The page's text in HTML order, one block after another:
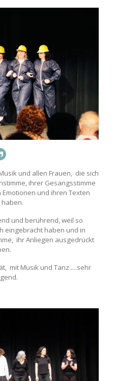
und allen Frauen, die sich
ihrer Gesangsstimme
und ihren Texten
und berührend, weil so
eingebracht haben und in
ihr Anliegen ausgedrückt
mit Musik und Tanz.....sehr